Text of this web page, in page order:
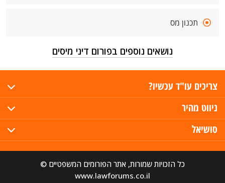
תכנון מס
נושאים נוספים בפורום דיני מיסים
צריכים עו"ד עכשיו?
ניווט מהיר
סושיאל
כל הזכויות שמורות, אתר הפורומים המשפטיים ©
www.lawforums.co.il